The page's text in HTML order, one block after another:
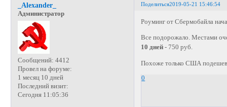
Поделиться2019-05-21 15:46:54
_Alexander_
Администратор
Сообщений: 4412
Провел на форуме:
1 месяц 10 дней
Последний визит:
Сегодня 11:05:36
Роуминг от Сбермобайла
Все подорожало. Местами
10 дней - 750 руб.
Похоже только США
0